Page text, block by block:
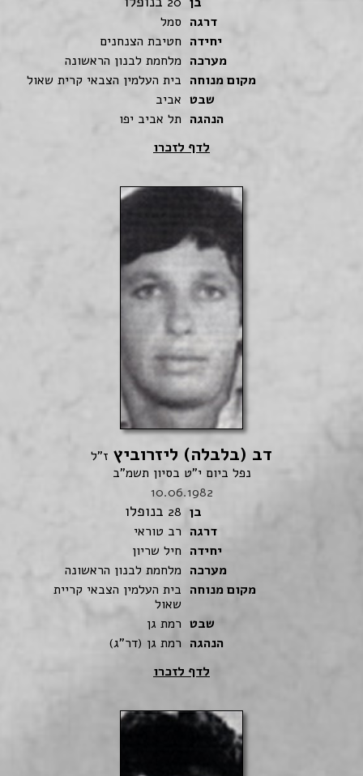
דרגה סמל
יחידה חטיבת הצנחנים
מערכה מלחמת לבנון הראשונה
מקום מנוחה בית העלמין הצבאי קרית שאול
שבט אביב
הנהגה תל אביב יפו
לדף לזכרו
דב (בלבלה) ליזרוביץ ז"ל
נפל ביום י"ט בסיון תשמ"ב
10.06.1982
בן 28 בנופלו
דרגה רב טוראי
יחידה חיל שריון
מערכה מלחמת לבנון הראשונה
מקום מנוחה בית העלמין הצבאי קריית
שאול
שבט רמת גן
הנהגה רמת גן (דר"ג)
לדף לזכרו